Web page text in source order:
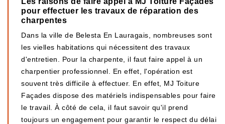
pour effectuer les travaux de réparation des
charpentes
Dans la ville de Belesta En Lauragais, nombreuses sont
les vielles habitations qui nécessitent des travaux
d'entretien. Pour la charpente, il faut faire appel à un
charpentier professionnel. En effet, l'opération est
souvent très difficile à effectuer. En effet, MJ Toiture
Façades dispose des matériels indispensables pour faire
le travail. À côté de cela, il faut savoir qu'il prend
toujours un engagement pour garantir le respect du délai